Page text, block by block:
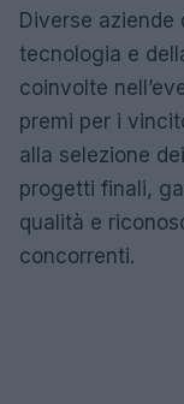
Diverse aziende
tecnologia e
coinvolte
premi per i
alla selezione
progetti finali,
qualità e
concorrenti.